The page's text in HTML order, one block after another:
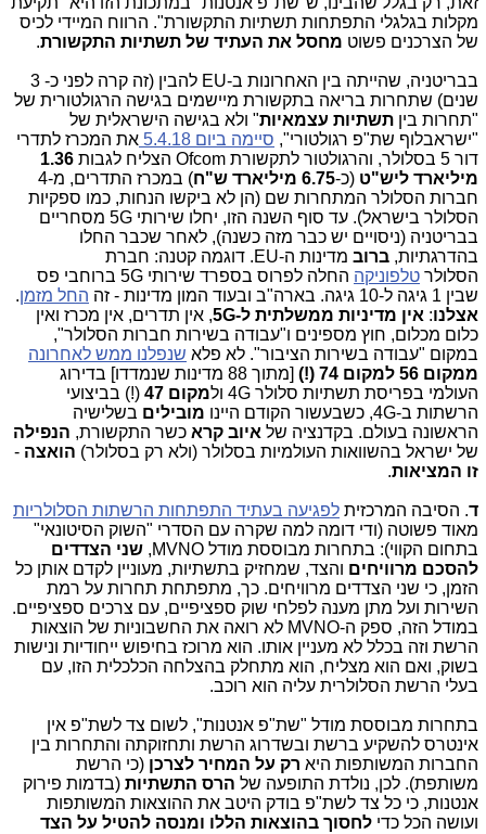
מקלות בגלגלי התפתחות תשתיות התקשורת". הרווח המיידי לכיס
של הצרכנים פשוט מחסל את העתיד של תשתיות התקשורת.
בבריטניה, שהייתה בין האחרונות ב-EU להבין (זה קרה לפני כ- 3
שנים) שתחרות בריאה בתקשורת מיישמים בגישה הרגולטורית של
"תחרות בין תשתיות עצמאיות" ולא בגישה הישראלית של
"ישראבלוף שת"פ רגולטורי", סיימה ביום 5.4.18
את המכרז לתדרי
דור 5 בסלולר, והרגולטור לתקשורת Ofcom הצליח לגבות
1.36
מיליארד ליש"ט (כ-6.75 מיליארד ש"ח
) במכרז התדרים, מ-4
חברות הסלולר המתחרות שם (הן לא ביקשו הנחות, כמו ספקיות
הסלולר בישראל). עד סוף השנה הזו, יחלו שירותי 5G מסחריים
בבריטניה (ניסויים יש כבר מזה כשנה), לאחר שכבר החלו
בהדרגתיות, ברוב
מדינות ה-EU. דוגמה קטנה: חברת
הסלולר טלפוניקה
החלה לפרוס בספרד שירותי 5G ברוחבי פס
שבין 1 גיגה ל-10 גיגה. בארה"ב ובעוד המון מדינות - זה
החל מזמן.
אצלנו: אין מדיניות ממשלתית ל-5G
, אין תדרים, אין מכרז ואין
כלום מכלום, חוץ מספינים ו"עבודה בשירות חברות הסלולר",
במקום "עבודה בשירות הציבור". לא פלא שנפלנו ממש לאחרונה
ממקום 56 למקום 74 (!)
[מתוך 88 מדינות שנמדדו] בדירוג
העולמי בפריסת תשתיות סלולר 4G ול
מקום 47
(!) בביצועי
הרשתות ב-4G, כשבעשור הקודם היינו
מובילים בשלישיה
הראשונה בעולם. בקדנציה של איוב קרא כשר התקשורת, הנפילה
של ישראל בהשוואות העולמיות בסלולר (ולא רק בסלולר) הואצה -
זו המציאות.
ד. הסיבה המרכזית לפגיעה בעתיד התפתחות הרשתות הסלולריות
מאוד פשוטה (ודי דומה למה שקרה עם הסדרי "השוק הסיטונאי"
בתחום הקווי): בתחרות מבוססת מודל MVNO,
שני הצדדים
להסכם מרוויחים והצד, שמחזיק בתשתיות, מעוניין לקדם אותן כל
הזמן, כי שני הצדדים מרוויחים. כך, מתפתחת תחרות על רמת
השירות ועל מתן מענה לפלחי שוק ספציפיים, עם צרכים ספציפיים.
במודל הזה, ספק ה-MVNO לא רואה את החשבוניות של הוצאות
הרשת וזה בכלל לא מעניין אותו. הוא מרוכז בחיפוש ייחודיות ונישות
בשוק, ואם הוא מצליח, הוא מתחלק בהצלחה הכלכלית הזו, עם
בעלי הרשת הסלולרית עליה הוא רוכב.
בתחרות מבוססת מודל "שת"פ אנטנות", לשום צד לשת"פ אין
אינטרס להשקיע ברשת ובשדרוג הרשת ותחזוקתה והתחרות בין
החברות המשותפות היא רק על המחיר לצרכן (כי הרשת
משותפת). לכן, נולדת התופעה של הרס התשתיות (בדמות פירוק
אנטנות, כי כל צד לשת"פ בודק היטב את ההוצאות המשותפות
ועושה הכל כדי לחסוך בהוצאות הללו ומנסה להטיל על הצד